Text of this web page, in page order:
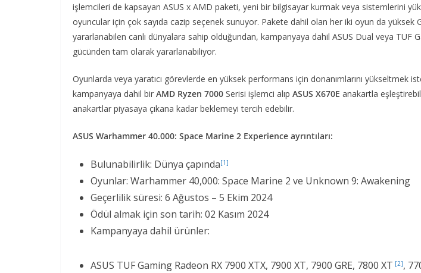
işlemcileri de kapsayan ASUS x AMD paketi, yeni bir bilgisayar kurmak veya sistemlerini
oyuncular için çok sayıda cazip seçenek sunuyor. Pakete dahil olan her iki oyun da yüksek
yararlanabilen canlı dünyalara sahip olduğundan, kampanyaya dahil ASUS Dual veya TUF
gücünden tam olarak yararlanabiliyor.
Oyunlarda veya yaratıcı görevlerde en yüksek performans için donanımlarını yükseltmek
kampanyaya dahil bir AMD Ryzen 7000 Serisi işlemci alıp ASUS X670E anakartla
anakartlar piyasaya çıkana kadar beklemeyi tercih edebilir.
ASUS Warhammer 40.000: Space Marine 2 Experience ayrıntıları:
Bulunabilirlik: Dünya çapında[1]
Oyunlar: Warhammer 40,000: Space Marine 2 ve Unknown 9: Awakening
Geçerlilik süresi: 6 Ağustos – 5 Ekim 2024
Ödül almak için son tarih: 02 Kasım 2024
Kampanyaya dahil ürünler:
ASUS TUF Gaming Radeon RX 7900 XTX, 7900 XT, 7900 GRE, 7800 XT [2],